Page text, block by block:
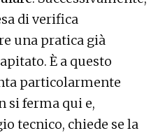
di verifica
una pratica già
È a questo
particolarmente
si ferma qui e,
tecnico, chiede se la